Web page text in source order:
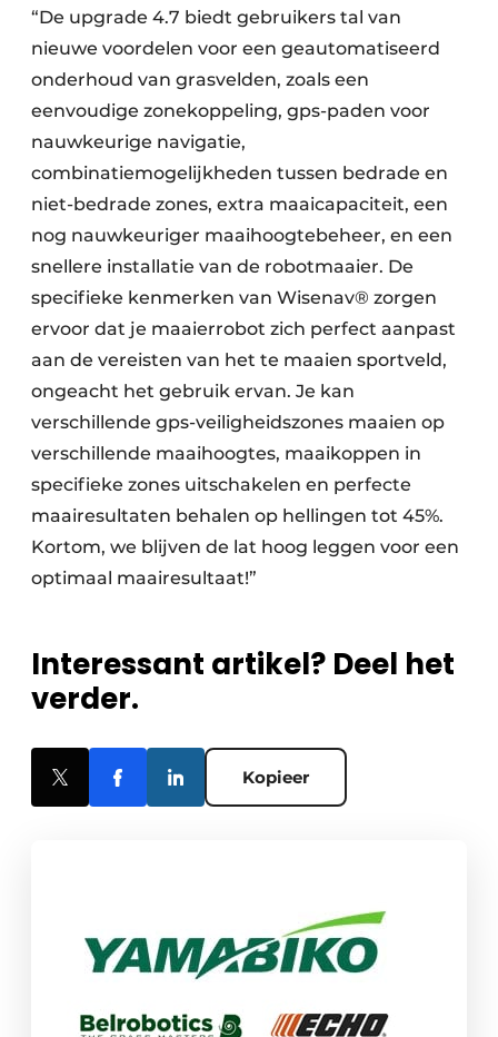
“De upgrade 4.7 biedt gebruikers tal van
nieuwe voordelen voor een geautomatiseerd
onderhoud van grasvelden, zoals een
eenvoudige zonekoppeling, gps-paden voor
nauwkeurige navigatie,
combinatiemogelijkheden tussen bedrade en
niet-bedrade zones, extra maaicapaciteit, een
nog nauwkeuriger maaihoogtebeheer, en een
snellere installatie van de robotmaaier. De
specifieke kenmerken van Wisenav® zorgen
ervoor dat je maaierrobot zich perfect aanpast
aan de vereisten van het te maaien sportveld,
ongeacht het gebruik ervan. Je kan
verschillende gps-veiligheidszones maaien op
verschillende maaihoogtes, maaikoppen in
specifieke zones uitschakelen en perfecte
maairesultaten behalen op hellingen tot 45%.
Kortom, we blijven de lat hoog leggen voor een
optimaal maairesultaat!”
Interessant artikel? Deel het
verder.
Kopieer